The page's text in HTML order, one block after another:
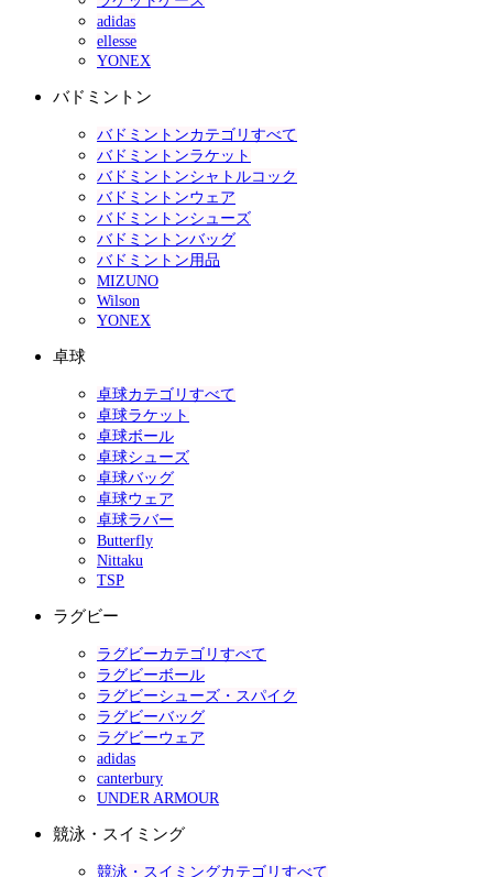
adidas
ellesse
YONEX
バドミントン
バドミントンカテゴリすべて
バドミントンラケット
バドミントンシャトルコック
バドミントンウェア
バドミントンシューズ
バドミントンバッグ
バドミントン用品
MIZUNO
Wilson
YONEX
卓球
卓球カテゴリすべて
卓球ラケット
卓球ボール
卓球シューズ
卓球バッグ
卓球ウェア
卓球ラバー
Butterfly
Nittaku
TSP
ラグビー
ラグビーカテゴリすべて
ラグビーボール
ラグビーシューズ・スパイク
ラグビーバッグ
ラグビーウェア
adidas
canterbury
UNDER ARMOUR
競泳・スイミング
競泳・スイミングカテゴリすべて